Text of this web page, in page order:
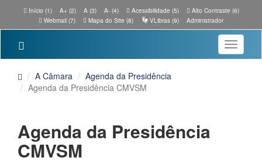
Início (1) A+ (2) A (3) A- (4) Acessibilidade (5)
Alto Contraste (6)
Webmail (7)
Mapa do Site (8) VLibras (9) Administrador
Toggle
A Câmara
Agenda da Presidência
Agenda da Presidência CMVSM
Agenda da Presidência
CMVSM